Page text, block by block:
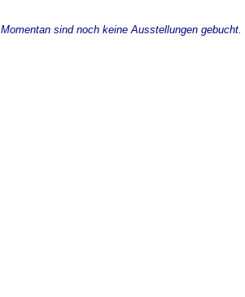
Momentan sind noch keine Ausstellungen gebucht.